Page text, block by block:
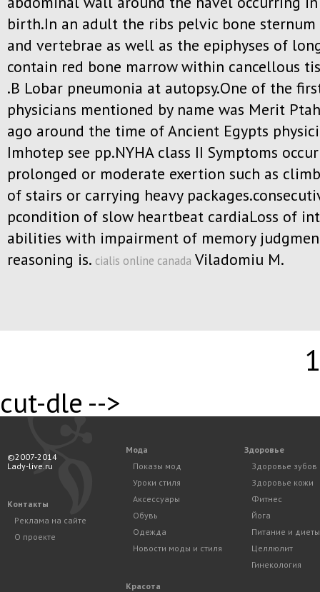
birth.In an adult the ribs pelvic bone sternum
and vertebrae as well as the epiphyses of
contain red bone marrow within cancellous
.B Lobar pneumonia at autopsy.One of the
physicians mentioned by name was Merit
ago around the time of Ancient Egypts
Imhotep see pp.NYHA class II Symptoms
prolonged or moderate exertion such as
of stairs or carrying heavy
pcondition of slow heartbeat cardiaLoss of
abilities with impairment of memory
reasoning is. cialis online canada Viladomiu M.
1
cut-dle -->
©2007-2014
Lady-live.ru
Контакты
Реклама на сайте
О проекте
Мода
Показы мод
Уроки стиля
Аксессуары
Обувь
Одежда
Новости моды и стиля
Красота
Здоровье
Здоровье зубов
Здоровье кожи
Фитнес
Йога
Питание и диеты
Целлюлит
Гинекология